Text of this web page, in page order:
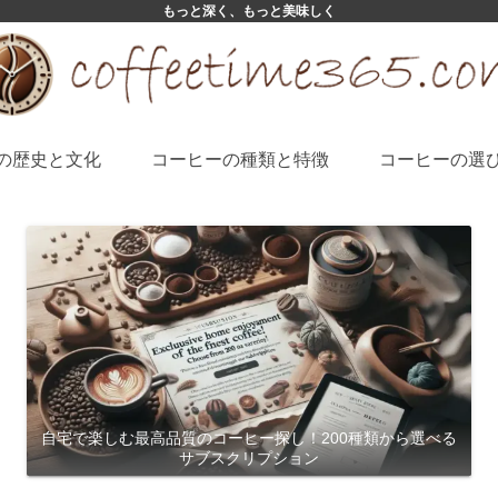
もっと深く、もっと美味しく
歴史と文化 コーヒーの種類と特徴 コーヒーの選
自宅で楽しむ最高品質のコーヒー探し！200種類から選べる
サブスクリプション